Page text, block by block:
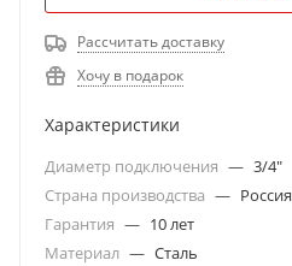
Рассчитать доставку
Хочу в подарок
Характеристики
Диаметр подключения — 3/4"
Страна производства — Россия
Гарантия — 10 лет
Материал — Сталь